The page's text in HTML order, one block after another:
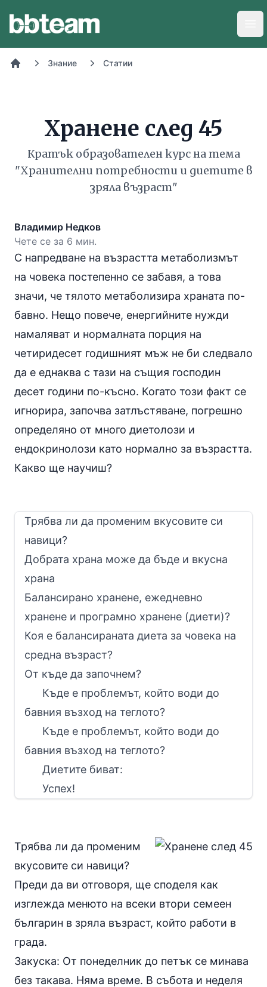
Знание Статии
Хранене след 45
Кратък образователен курс на тема
"Хранителни потребности и диетите в
зряла възраст"
Владимир Недков
Чете се за 6 мин.
С напредване на възрастта метаболизмът
на човека постепенно се забавя, а това
значи, че тялото метаболизира храната по-
бавно. Нещо повече, енергийните нужди
намаляват и нормалната порция на
четиридесет годишният мъж не би следвало
да е еднаква с тази на същия господин
десет години по-късно. Когато този факт се
игнорира, започва затлъстяване, погрешно
определяно от много диетолози и
ендокринолози като нормално за възрастта.
Какво ще научиш?
Трябва ли да променим вкусовите си
навици?
Добрата храна може да бъде и вкусна
храна
Балансирано хранене, ежедневно
хранене и програмно хранене (диети)?
Коя е балансираната диета за човека на
средна възраст?
От къде да започнем?
Къде е проблемът, който води до
бавния възход на теглото?
Къде е проблемът, който води до
бавния възход на теглото?
Диетите биват:
Успех!
Трябва ли да променим
вкусовите си навици?
Преди да ви отговоря, ще споделя как
изглежда менюто на всеки втори семеен
българин в зряла възраст, който работи в
града.
Закуска: От понеделник до петък се минава
без такава. Няма време. В събота и неделя